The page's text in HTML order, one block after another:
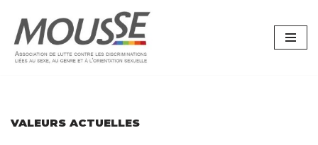
Aller
au
VALEURS ACTUELLES